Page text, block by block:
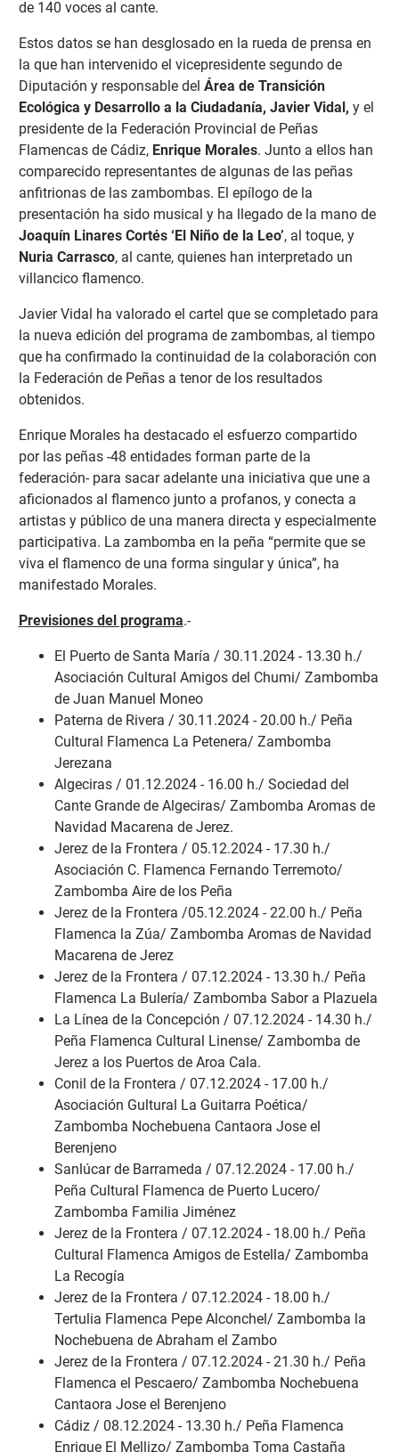
de 140 voces al cante.
Estos datos se han desglosado en la rueda de prensa en
la que han intervenido el vicepresidente segundo de
Diputación y responsable del Área de Transición
Ecológica y Desarrollo a la Ciudadanía, Javier Vidal, y el
presidente de la Federación Provincial de Peñas
Flamencas de Cádiz, Enrique Morales. Junto a ellos han
comparecido representantes de algunas de las peñas
anfitrionas de las zambombas. El epílogo de la
presentación ha sido musical y ha llegado de la mano de
Joaquín Linares Cortés ‘El Niño de la Leo’, al toque, y
Nuria Carrasco, al cante, quienes han interpretado un
villancico flamenco.
Javier Vidal ha valorado el cartel que se completado para
la nueva edición del programa de zambombas, al tiempo
que ha confirmado la continuidad de la colaboración con
la Federación de Peñas a tenor de los resultados
obtenidos.
Enrique Morales ha destacado el esfuerzo compartido
por las peñas -48 entidades forman parte de la
federación- para sacar adelante una iniciativa que une a
aficionados al flamenco junto a profanos, y conecta a
artistas y público de una manera directa y especialmente
participativa. La zambomba en la peña “permite que se
viva el flamenco de una forma singular y única”, ha
manifestado Morales.
Previsiones del programa.-
El Puerto de Santa María / 30.11.2024 - 13.30 h./
Asociación Cultural Amigos del Chumi/ Zambomba
de Juan Manuel Moneo
Paterna de Rivera / 30.11.2024 - 20.00 h./ Peña
Cultural Flamenca La Petenera/ Zambomba
Jerezana
Algeciras / 01.12.2024 - 16.00 h./ Sociedad del
Cante Grande de Algeciras/ Zambomba Aromas de
Navidad Macarena de Jerez.
Jerez de la Frontera / 05.12.2024 - 17.30 h./
Asociación C. Flamenca Fernando Terremoto/
Zambomba Aire de los Peña
Jerez de la Frontera /05.12.2024 - 22.00 h./ Peña
Flamenca la Zúa/ Zambomba Aromas de Navidad
Macarena de Jerez
Jerez de la Frontera / 07.12.2024 - 13.30 h./ Peña
Flamenca La Bulería/ Zambomba Sabor a Plazuela
La Línea de la Concepción / 07.12.2024 - 14.30 h./
Peña Flamenca Cultural Linense/ Zambomba de
Jerez a los Puertos de Aroa Cala.
Conil de la Frontera / 07.12.2024 - 17.00 h./
Asociación Gultural La Guitarra Poética/
Zambomba Nochebuena Cantaora Jose el
Berenjeno
Sanlúcar de Barrameda / 07.12.2024 - 17.00 h./
Peña Cultural Flamenca de Puerto Lucero/
Zambomba Familia Jiménez
Jerez de la Frontera / 07.12.2024 - 18.00 h./ Peña
Cultural Flamenca Amigos de Estella/ Zambomba
La Recogía
Jerez de la Frontera / 07.12.2024 - 18.00 h./
Tertulia Flamenca Pepe Alconchel/ Zambomba la
Nochebuena de Abraham el Zambo
Jerez de la Frontera / 07.12.2024 - 21.30 h./ Peña
Flamenca el Pescaero/ Zambomba Nochebuena
Cantaora Jose el Berenjeno
Cádiz / 08.12.2024 - 13.30 h./ Peña Flamenca
Enrique El Mellizo/ Zambomba Toma Castaña